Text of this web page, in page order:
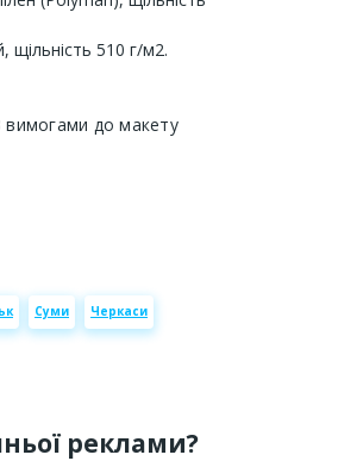
щільність 510 г/м2.
вимогами до макету
Суми Черкаси
реклами?